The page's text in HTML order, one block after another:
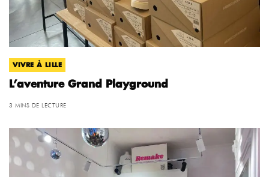
VIVRE À LILLE
L’aventure Grand Playground
3 MINS DE LECTURE